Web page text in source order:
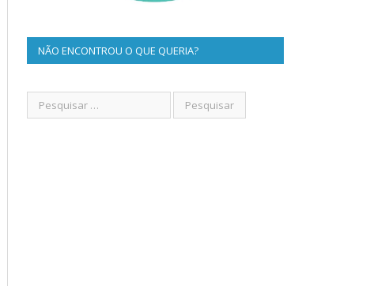
NÃO ENCONTROU O QUE QUERIA?